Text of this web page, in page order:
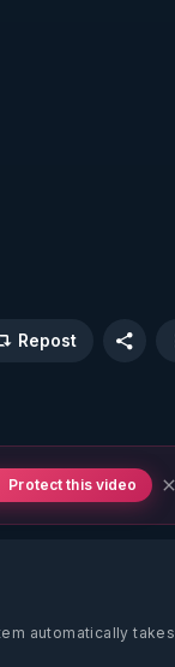
Repost
Protect this video
automatically takes